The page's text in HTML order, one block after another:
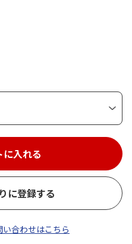
に入れる
に登録する
合わせはこちら